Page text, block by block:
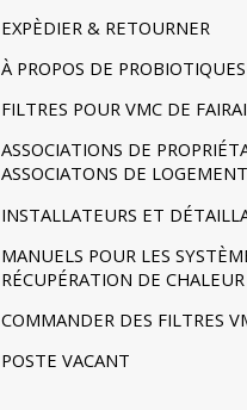
EXPÈDIER & RETOURNER
À PROPOS DE PROBIOTIQUES
FILTRES POUR VMC DE
ASSOCIATIONS DE
ASSOCIATONS DE LOGEMENT
INSTALLATEURS ET
MANUELS POUR LES
RÉCUPÉRATION DE CHALEUR
COMMANDER DES FILTRES
POSTE VACANT